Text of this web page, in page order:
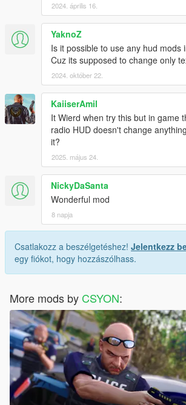
2024. április 16.
YaknoZ
Is it possible to use any hud mods
Cuz its supposed to change only
2024. október 22.
KaiiserAmil
It Wierd when try this but in game
radio HUD doesn't change
it?
2025. május 24.
NickyDaSanta
Wonderful mod
8 napja
Csatlakozz a beszélgetéshez! Jelentkezz
egy fiókot, hogy hozzászólhass.
More mods by CSYON: